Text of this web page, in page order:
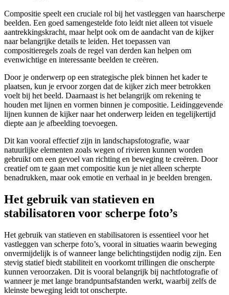
Compositie speelt een cruciale rol bij het vastleggen van haarscherpe
beelden. Een goed samengestelde foto leidt niet alleen tot visuele
aantrekkingskracht, maar helpt ook om de aandacht van de kijker
naar belangrijke details te leiden. Het toepassen van
compositieregels zoals de regel van derden kan helpen om
evenwichtige en interessante beelden te creëren.
Door je onderwerp op een strategische plek binnen het kader te
plaatsen, kun je ervoor zorgen dat de kijker zich meer betrokken
voelt bij het beeld. Daarnaast is het belangrijk om rekening te
houden met lijnen en vormen binnen je compositie. Leidinggevende
lijnen kunnen de kijker naar het onderwerp leiden en tegelijkertijd
diepte aan je afbeelding toevoegen.
Dit kan vooral effectief zijn in landschapsfotografie, waar
natuurlijke elementen zoals wegen of rivieren kunnen worden
gebruikt om een gevoel van richting en beweging te creëren. Door
creatief om te gaan met compositie kun je niet alleen scherpte
benadrukken, maar ook emotie en verhaal in je beelden brengen.
Het gebruik van statieven en
stabilisatoren voor scherpe foto’s
Het gebruik van statieven en stabilisatoren is essentieel voor het
vastleggen van scherpe foto’s, vooral in situaties waarin beweging
onvermijdelijk is of wanneer lange belichtingstijden nodig zijn. Een
stevig statief biedt stabiliteit en voorkomt trillingen die onscherpte
kunnen veroorzaken. Dit is vooral belangrijk bij nachtfotografie of
wanneer je met lange brandpuntsafstanden werkt, waarbij zelfs de
kleinste beweging leidt tot onscherpte.